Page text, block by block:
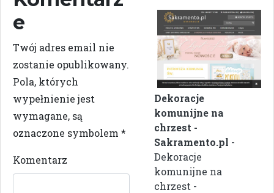
e
Twój adres email nie
zostanie opublikowany.
Pola, których
wypełnienie jest
wymagane, są
oznaczone symbolem *
Komentarz
Dekoracje
komunijne na
chrzest -
Sakramento.pl -
Dekoracje
komunijne na
chrzest -